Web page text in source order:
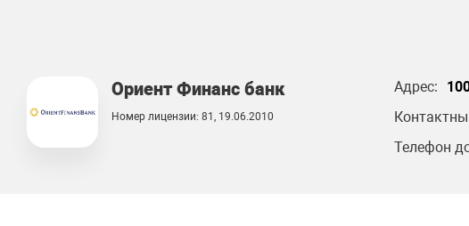
Ориент Финанс банк
Номер лицензии: 81, 19.06.2010
Адрес:
Телефон